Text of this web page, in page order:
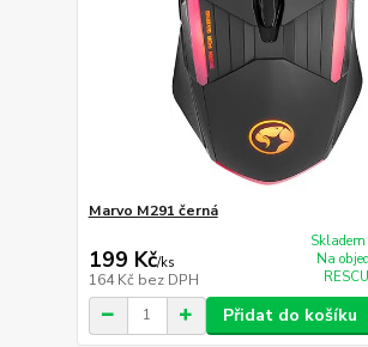
Marvo M291 černá
199 Kč/ks
164 Kč bez DPH
Na
Přidat do košíku